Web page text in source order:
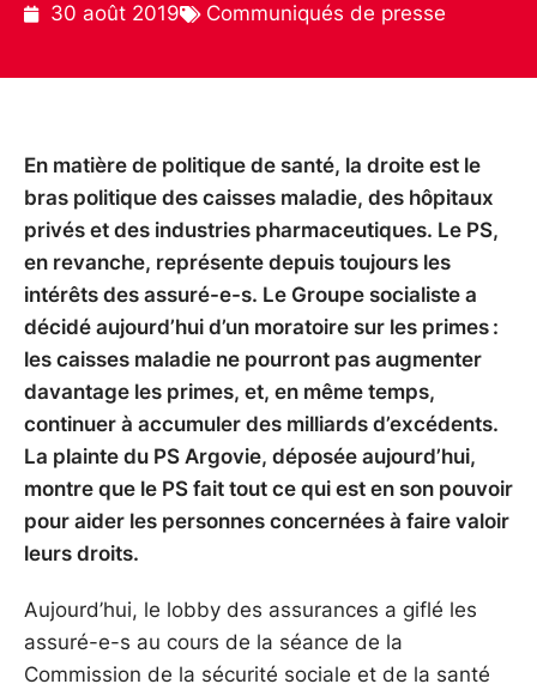
30 août 2019 Communiqués de presse
En matière de politique de santé, la droite est le
bras politique des caisses maladie, des hôpitaux
privés et des industries pharmaceutiques. Le PS,
en revanche, représente depuis toujours les
intérêts des assuré-e-s. Le Groupe socialiste a
décidé aujourd’hui d’un moratoire sur les primes :
les caisses maladie ne pourront pas augmenter
davantage les primes, et, en même temps,
continuer à accumuler des milliards d’excédents.
La plainte du PS Argovie, déposée aujourd’hui,
montre que le PS fait tout ce qui est en son pouvoir
pour aider les personnes concernées à faire valoir
leurs droits.
Aujourd’hui, le lobby des assurances a giflé les
assuré-e-s au cours de la séance de la
Commission de la sécurité sociale et de la santé